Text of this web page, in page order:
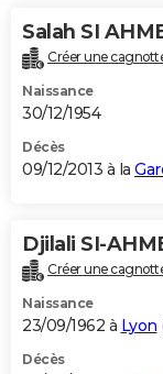
Salah SI
Créer une
Naissance
30/12/1954
Décès
09/12/2013 à la
Djilali SI-
Créer une
Naissance
23/09/1962 à Lyon
Décès